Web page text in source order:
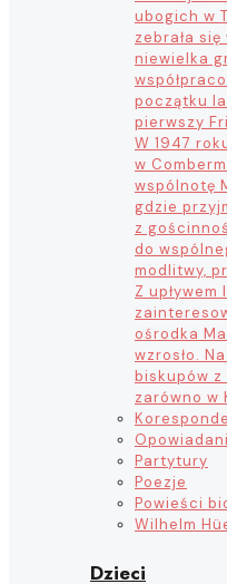
ubogich w
zebrała się
niewielka
początku
pierwszy
W 1947
w
wspólnotę
gdzie
z
do
modlitwy,
Z upływem
ośrodka
wzrosło.
biskupów
zarówno w
Partytury
Poezje
Powieści
Wilhelm
Dzieci